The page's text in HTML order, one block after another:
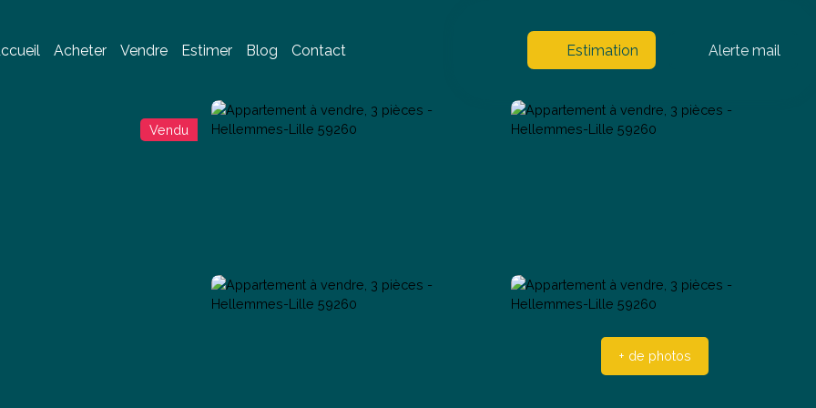
Acheter Vendre Estimer Blog Contact Estimation Alerte mail
Vendu
+ de photos